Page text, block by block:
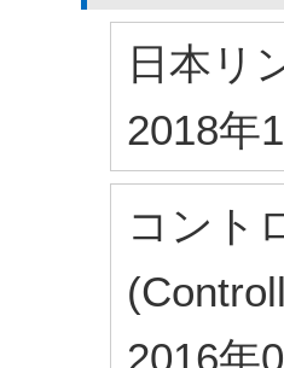
日本リ
2018年
コント
2016年